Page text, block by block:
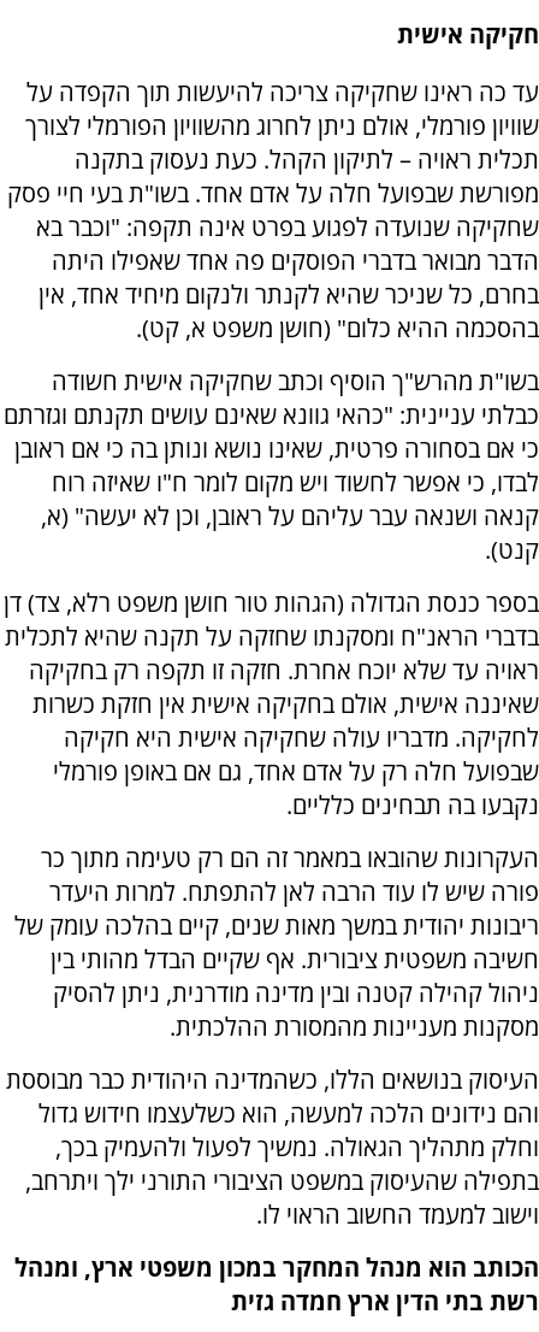
חקיקה אישית
עד כה ראינו שחקיקה צריכה להיעשות תוך הקפדה על
שוויון פורמלי, אולם ניתן לחרוג מהשוויון הפורמלי לצורך
תכלית ראויה – לתיקון הקהל. כעת נעסוק בתקנה
מפורשת שבפועל חלה על אדם אחד. בשו"ת בעי חיי פסק
שחקיקה שנועדה לפגוע בפרט אינה תקפה: "וכבר בא
הדבר מבואר בדברי הפוסקים פה אחד שאפילו היתה
בחרם, כל שניכר שהיא לקנתר ולנקום מיחיד אחד, אין
בהסכמה ההיא כלום" (חושן משפט א, קט).
בשו"ת מהרש"ך הוסיף וכתב שחקיקה אישית חשודה
כבלתי עניינית: "כהאי גוונא שאינם עושים תקנתם וגזרתם
כי אם בסחורה פרטית, שאינו נושא ונותן בה כי אם ראובן
לבדו, כי אפשר לחשוד ויש מקום לומר ח"ו שאיזה רוח
קנאה ושנאה עבר עליהם על ראובן, וכן לא יעשה" (א,
קנט).
בספר כנסת הגדולה (הגהות טור חושן משפט רלא, צד) דן
בדברי הראנ"ח ומסקנתו שחזקה על תקנה שהיא לתכלית
ראויה עד שלא יוכח אחרת. חזקה זו תקפה רק בחקיקה
שאיננה אישית, אולם בחקיקה אישית אין חזקת כשרות
לחקיקה. מדבריו עולה שחקיקה אישית היא חקיקה
שבפועל חלה רק על אדם אחד, גם אם באופן פורמלי
נקבעו בה תבחינים כלליים.
העקרונות שהובאו במאמר זה הם רק טעימה מתוך כר
פורה שיש לו עוד הרבה לאן להתפתח. למרות היעדר
ריבונות יהודית במשך מאות שנים, קיים בהלכה עומק של
חשיבה משפטית ציבורית. אף שקיים הבדל מהותי בין
ניהול קהילה קטנה ובין מדינה מודרנית, ניתן להסיק
מסקנות מעניינות מהמסורת ההלכתית.
העיסוק בנושאים הללו, כשהמדינה היהודית כבר מבוססת
והם נידונים הלכה למעשה, הוא כשלעצמו חידוש גדול
וחלק מתהליך הגאולה. נמשיך לפעול ולהעמיק בכך,
בתפילה שהעיסוק במשפט הציבורי התורני ילך ויתרחב,
וישוב למעמד החשוב הראוי לו.
הכותב הוא מנהל המחקר במכון משפטי ארץ, ומנהל
רשת בתי הדין ארץ חמדה גזית